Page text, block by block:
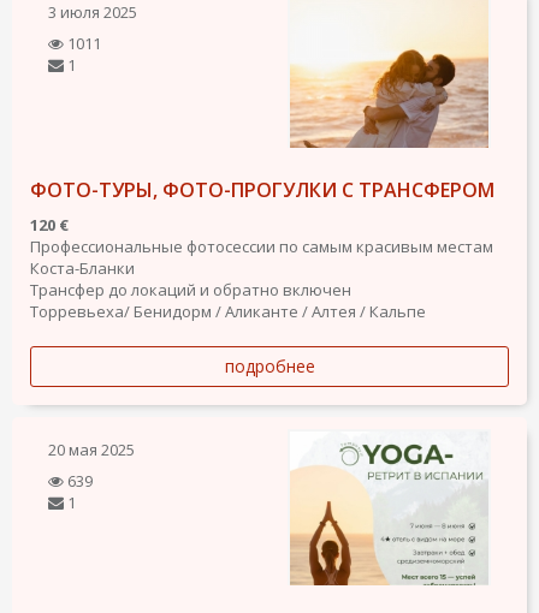
3 июля 2025
1011
1
ФОТО-ТУРЫ, ФОТО-ПРОГУЛКИ С ТРАНСФЕРОМ
120 €
Профессиональные фотосессии по самым красивым местам
Коста-Бланки
Трансфер до локаций и обратно включен
Торревьеха/ Бенидорм / Аликанте / Алтея / Кальпе
подробнее
20 мая 2025
639
1